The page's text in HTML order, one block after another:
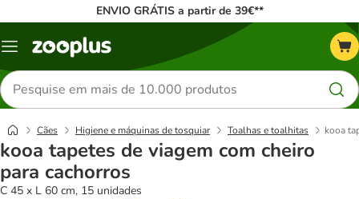
ENVIO GRÁTIS a partir de 39€**
Menu
Pesquisar
produtos
Cães Higiene e máquinas de tosquiar Toalhas e toalhitas kooa
kooa tapetes de viagem com cheiro
para cachorros
C 45 x L 60 cm, 15 unidades